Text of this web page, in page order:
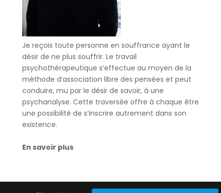
Je reçois toute personne en souffrance ayant le
désir de ne plus souffrir. Le travail
psychothérapeutique s’effectue au moyen de la
méthode d’association libre des pensées et peut
conduire, mu par le désir de savoir, à une
psychanalyse. Cette traversée offre à chaque être
une possibilité de s’inscrire autrement dans son
existence.
En savoir plus